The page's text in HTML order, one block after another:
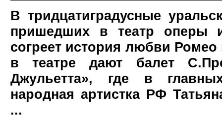
В тридцатиградусные
пришедших в театр оперы
согреет история любви
в театре дают балет
Джульетта», где в
народная артистка РФ
...